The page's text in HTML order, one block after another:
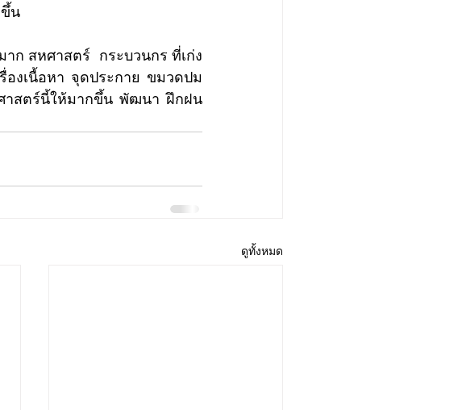
ขึ้น
องเนื้อหา จุดประกาย ขมวดปม
ศาสตร์นี้ให้มากขึ้น พัฒนา ฝึกฝน
ดูทั้งหมด